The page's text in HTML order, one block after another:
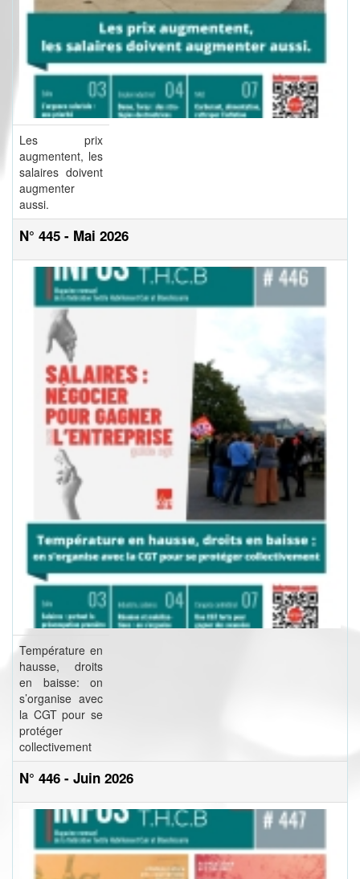
Les prix
augmentent, les
salaires doivent
augmenter
aussi.
N° 445 - Mai 2026
Température en
hausse, droits
en baisse: on
s’organise avec
la CGT pour se
protéger
collectivement
N° 446 - Juin 2026